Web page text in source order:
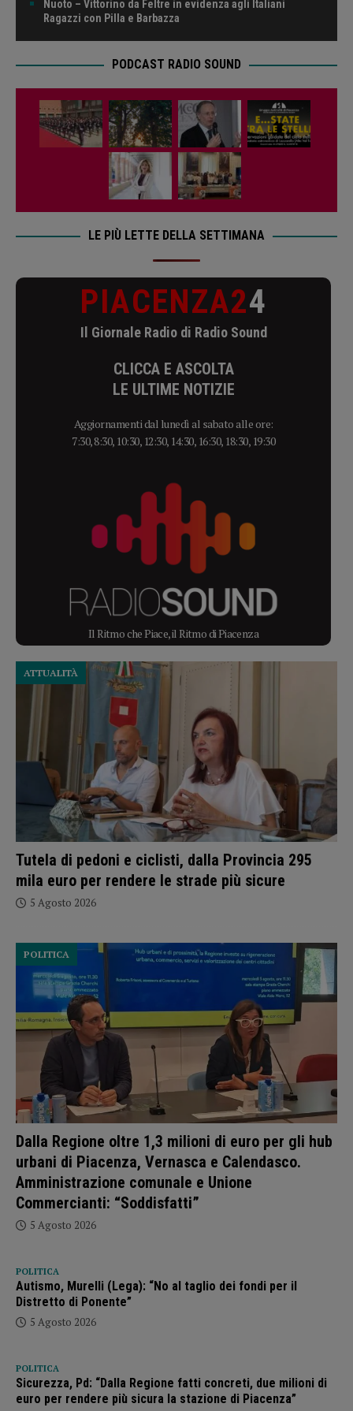
Nuoto – Vittorino da Feltre in evidenza agli Italiani
Ragazzi con Pilla e Barbazza
PODCAST RADIO SOUND
LE PIÙ LETTE DELLA SETTIMANA
PIACENZA24
Il Giornale Radio di Radio Sound
CLICCA E ASCOLTA
LE ULTIME NOTIZIE
Aggiornamenti dal lunedì al sabato alle ore:
7:30, 8:30, 10:30, 12:30, 14:30, 16:30, 18:30, 19:30
Il Ritmo che Piace, il Ritmo di Piacenza
Tutela di pedoni e ciclisti, dalla Provincia 295
mila euro per rendere le strade più sicure
ATTUALITÀ
5 Agosto 2026
Dalla Regione oltre 1,3 milioni di euro per gli hub
urbani di Piacenza, Vernasca e Calendasco.
Amministrazione comunale e Unione
Commercianti: “Soddisfatti”
POLITICA
5 Agosto 2026
POLITICA
Autismo, Murelli (Lega): “No al taglio dei fondi per il
Distretto di Ponente”
5 Agosto 2026
POLITICA
Sicurezza, Pd: “Dalla Regione fatti concreti, due milioni di
euro per rendere più sicura la stazione di Piacenza”